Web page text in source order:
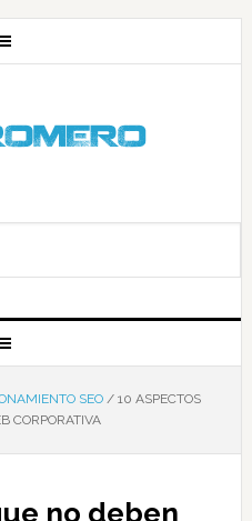
SEO /10 ASPECTOS
CORPORATIVA
no deben